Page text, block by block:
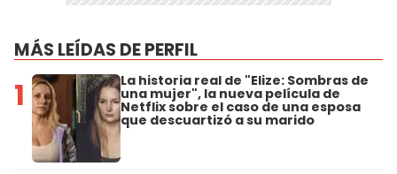
MÁS LEÍDAS DE PERFIL
1 La historia real de "Elize: Sombras de
una mujer", la nueva película de
Netflix sobre el caso de una esposa
que descuartizó a su marido